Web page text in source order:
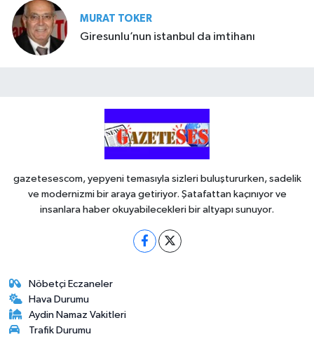
MURAT TOKER
Giresunlu’nun istanbul da imtihanı
gazetesescom, yepyeni temasıyla sizleri buluştururken, sadelik
ve modernizmi bir araya getiriyor. Şatafattan kaçınıyor ve
insanlara haber okuyabilecekleri bir altyapı sunuyor.
Nöbetçi Eczaneler
Hava Durumu
Aydin Namaz Vakitleri
Trafik Durumu